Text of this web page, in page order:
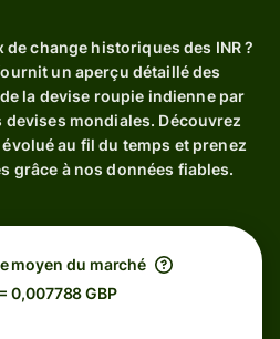
change historiques des INR ?
un aperçu détaillé des
la devise roupie indienne par
mondiales. Découvrez
au fil du temps et prenez
grâce à nos données fiables.
moyen du marché
0,007788 GBP